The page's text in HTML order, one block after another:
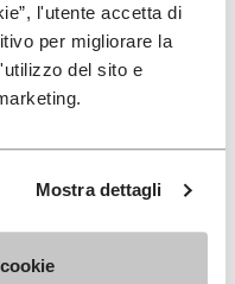
l'utente accetta di
per migliorare la
del sito e
Mostra dettagli
zur Ferse: 17 CM
SIE NICHT